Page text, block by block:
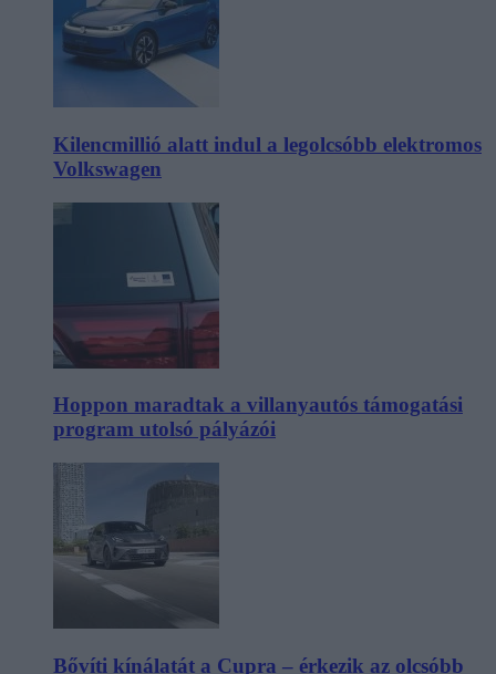
Kilencmillió alatt indul a legolcsóbb elektromos
Volkswagen
Hoppon maradtak a villanyautós támogatási
program utolsó pályázói
Bővíti kínálatát a Cupra – érkezik az olcsóbb